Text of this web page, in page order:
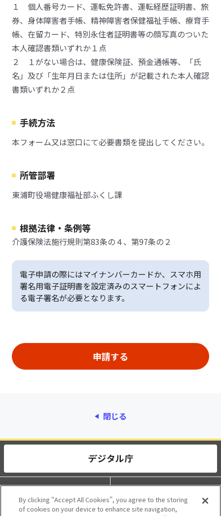
１ 個人番号カード、運転免許書、運転経歴証明書、旅
券、身体障害者手帳、精神障害者保健福祉手帳、療育手
帳、在留カード、特別永住者証明書等の顔写真のついた
本人確認書類いずれか１点
２ １がない場合は、健康保険証、預金通帳等、「氏
名」及び「生年月日または住所」が記載された本人確認
書類いずれか２点
手続方法
本フォーム又は窓口にて必要書類を提出してください。
所管部署
東浦町役場健康福祉部ふくし課
根拠法律・条例等
介護保険法施行規則第83条の４、第97条の２
電子申請の際にはマイナンバーカードか、スマホ用
署名用電子証明書を設定済みのスマートフォンによ
る電子署名が必要となります。
閉じる
動作環境 個人情報保護
利用規約 アクセシビリティ
By clicking “Accept All Cookies”, you agree to the storing
of cookies on your device to enhance site navigation,